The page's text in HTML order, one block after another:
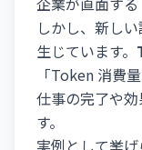
しかし、新し
生じています。
「Token 消費
仕事の完了や
す。
実例として挙